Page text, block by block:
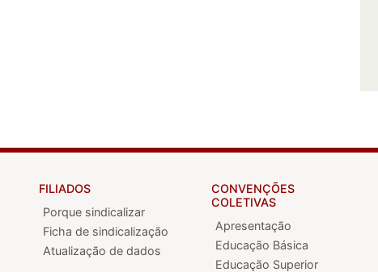
FILIADOS
Porque sindicalizar
Ficha de sindicalização
Atualização de dados
CONVENÇÕES
COLETIVAS
Apresentação
Educação Básica
Educação Superior